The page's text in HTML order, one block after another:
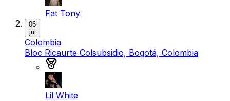
Fat Tony
06
jul
Colombia
Bloc Ricaurte Colsubsidio, Bogotá, Colombia
Lil White